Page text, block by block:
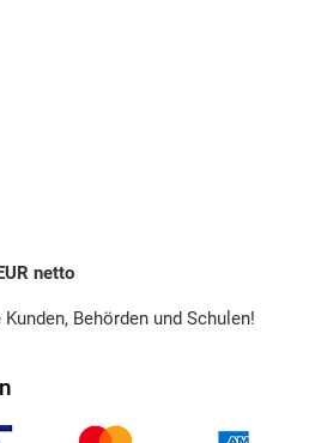
netto
Behörden und Schulen!